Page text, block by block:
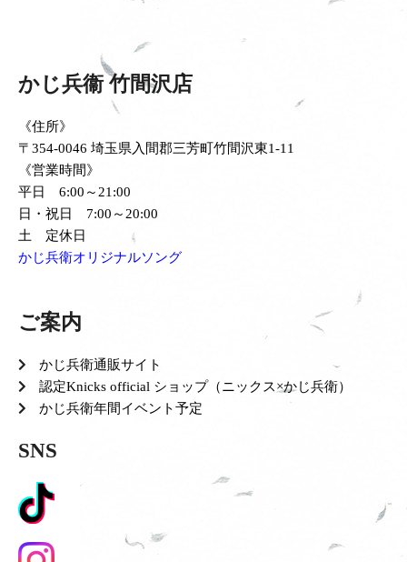
かじ兵衞 竹間沢店
《住所》
〒354-0046 埼玉県入間郡三芳町竹間沢東1-11
《営業時間》
平日 6:00～21:00
日・祝日 7:00～20:00
土 定休日
かじ兵衛オリジナルソング
ご案内
かじ兵衛通販サイト
認定Knicks official ショップ（ニックス×かじ兵衛）
かじ兵衛年間イベント予定
SNS